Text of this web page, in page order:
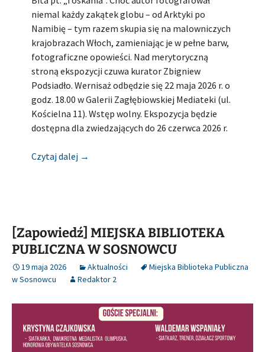
niemal każdy zakątek globu – od Arktyki po
Namibię – tym razem skupia się na malowniczych
krajobrazach Włoch, zamieniając je w pełne barw,
fotograficzne opowieści. Nad merytoryczną
stroną ekspozycji czuwa kurator Zbigniew
Podsiadło. Wernisaż odbędzie się 22 maja 2026 r. o
godz. 18.00 w Galerii Zagłębiowskiej Mediateki (ul.
Kościelna 11). Wstęp wolny. Ekspozycja będzie
dostępna dla zwiedzających do 26 czerwca 2026 r.
Czytaj dalej [Zapowiedź] MIEJSKA BIBLIOTEKA
→
[Zapowiedź] MIEJSKA BIBLIOTEKA
PUBLICZNA W SOSNOWCU
19 maja 2026 Aktualności
Miejska Biblioteka Publiczna
w Sosnowcu
Redaktor 2